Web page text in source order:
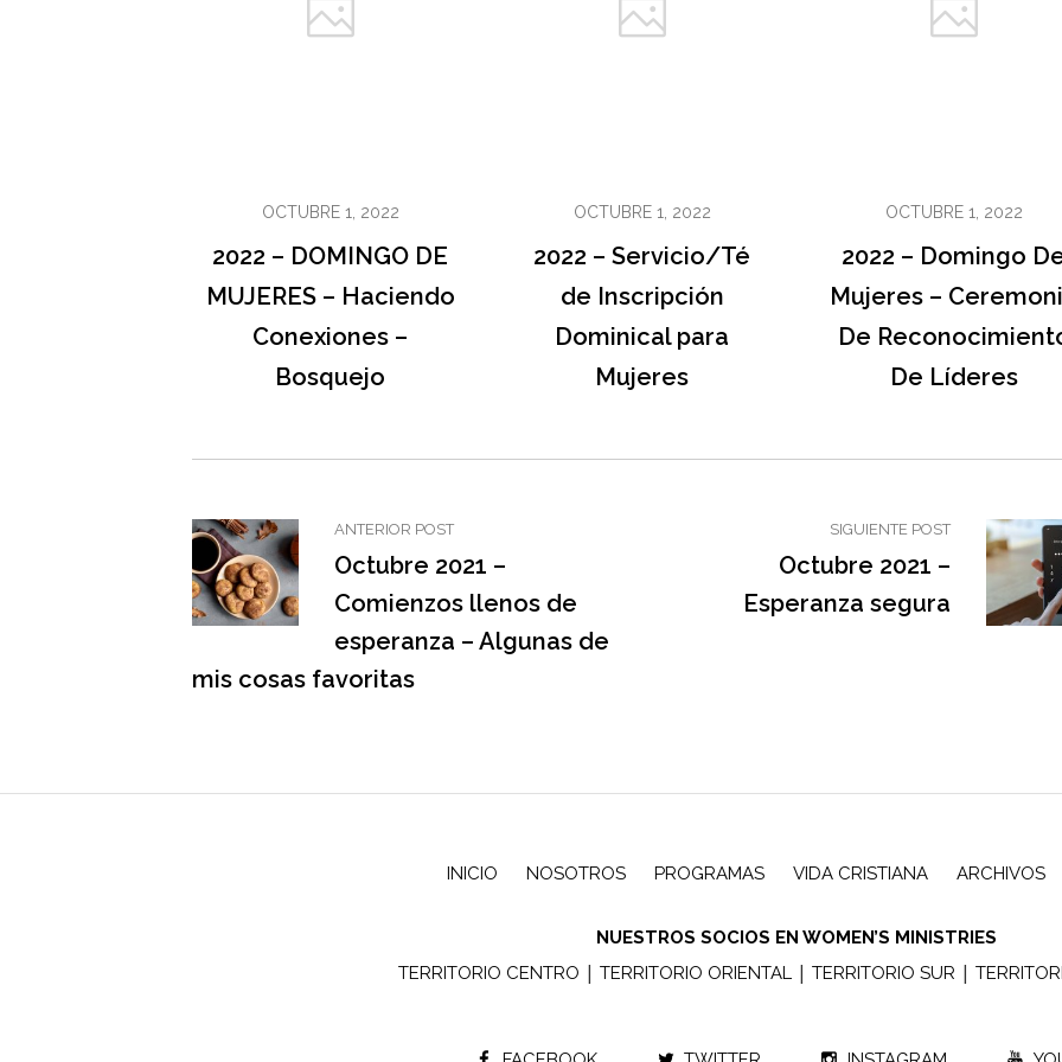
OCTUBRE 1, 2022
2022 – DOMINGO DE
MUJERES – Haciendo
Conexiones –
Bosquejo
OCTUBRE 1, 2022
2022 – Servicio/Té
de Inscripción
Dominical para
Mujeres
OCTUBRE 1, 2022
2022 – Domingo
Mujeres –
De
De Líderes
ANTERIOR POST
Octubre 2021 –
Comienzos llenos de
esperanza – Algunas de
mis cosas favoritas
SIGUIENTE POST
Octubre 2021 –
Esperanza segura
INICIO NOSOTROS PROGRAMAS VIDA CRISTIANA ARCHIVOS
NUESTROS SOCIOS EN WOMEN’S MINISTRIES
TERRITORIO CENTRO | TERRITORIO ORIENTAL| TERRITORIO SUR |